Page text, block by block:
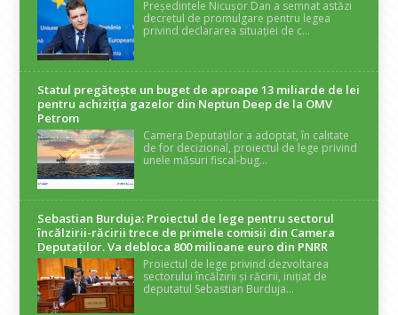
Președintele Nicușor Dan a semnat astăzi
decretul de promulgare pentru legea
privind declararea situației de c...
Statul pregătește un buget de aproape 13 miliarde de lei
pentru achiziția gazelor din Neptun Deep de la OMV
Petrom
Camera Deputaților a adoptat, în calitate
de for decizional, proiectul de lege privind
unele măsuri fiscal-bug...
Sebastian Burduja: Proiectul de lege pentru sectorul
încălzirii-răcirii trece de primele comisii din Camera
Deputaților. Va debloca 800 milioane euro din PNRR
Proiectul de lege privind dezvoltarea
sectorului încălzirii și răcirii, inițiat de
deputatul Sebastian Burduja...